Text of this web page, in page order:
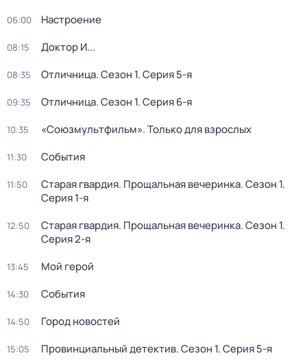
06:00 Настроение
08:15 Доктор И...
08:35 Отличница. Сезон 1. Серия 5-я
09:35 Отличница. Сезон 1. Серия 6-я
10:35 «Союзмультфильм». Только для взрослых
11:30 События
11:50 Старая гвардия. Прощальная вечеринка. Сезон 1.
Серия 1-я
12:50 Старая гвардия. Прощальная вечеринка. Сезон 1.
Серия 2-я
13:45 Мой герой
14:30 События
14:50 Город новостей
15:05 Провинциальный детектив. Сезон 1. Серия 5-я